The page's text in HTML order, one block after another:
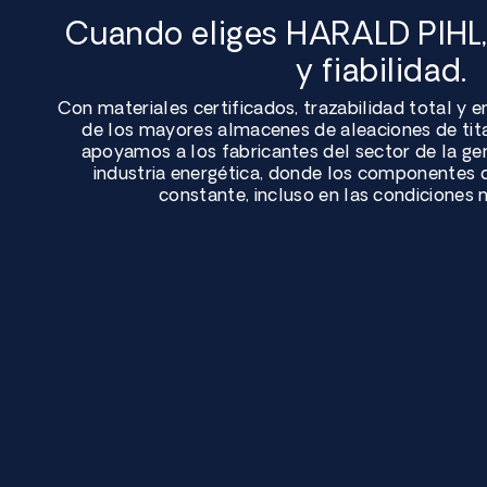
Cuando eliges HARALD
y fiabilidad.
Con materiales certificados, trazabilidad total y
de los mayores almacenes de aleaciones de
apoyamos a los fabricantes del sector de la
industria energética, donde los componentes
constante, incluso en las condiciones